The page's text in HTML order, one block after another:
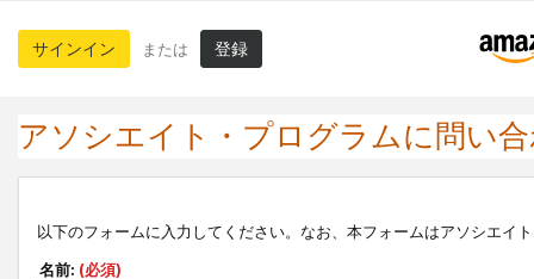
サインイン または 登録
アソシエイト・プログラムに問い
以下のフォームに入力してください。なお、本フォームはアソシエイ
名前: (必須)